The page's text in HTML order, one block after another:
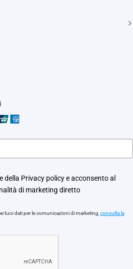
della Privacy policy e acconsento al
di marketing diretto
tuoi dati per le comunicazioni di marketing,consulta la